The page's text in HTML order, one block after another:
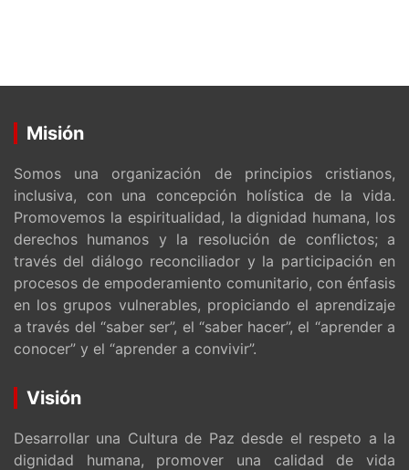
Misión
Somos una organización de principios cristianos,
inclusiva, con una concepción holística de la vida.
Promovemos la espiritualidad, la dignidad humana, los
derechos humanos y la resolución de conflictos; a
través del diálogo reconciliador y la participación en
procesos de empoderamiento comunitario, con énfasis
en los grupos vulnerables, propiciando el aprendizaje
a través del “saber ser”, el “saber hacer”, el “aprender a
conocer” y el “aprender a convivir”.
Visión
Desarrollar una Cultura de Paz desde el respeto a la
dignidad humana, promover una calidad de vida